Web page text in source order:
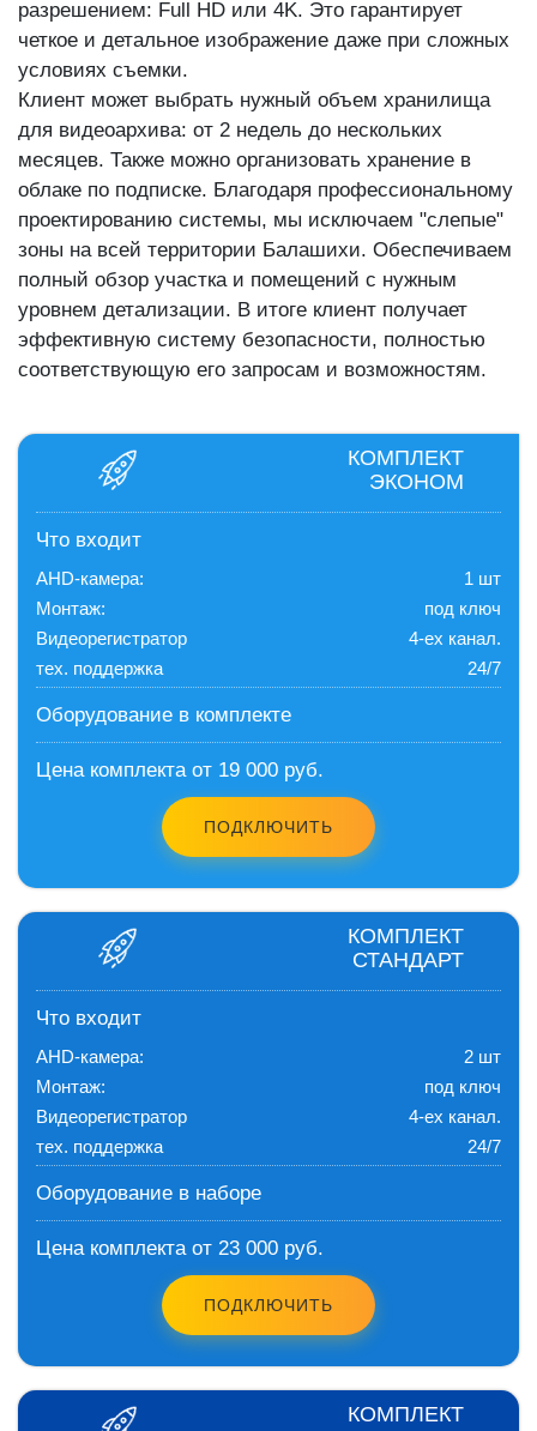
разрешением: Full HD или 4K. Это гарантирует
четкое и детальное изображение даже при сложных
условиях съемки.
Клиент может выбрать нужный объем хранилища
для видеоархива: от 2 недель до нескольких
месяцев. Также можно организовать хранение в
облаке по подписке. Благодаря профессиональному
проектированию системы, мы исключаем "слепые"
зоны на всей территории Балашихи. Обеспечиваем
полный обзор участка и помещений с нужным
уровнем детализации. В итоге клиент получает
эффективную систему безопасности, полностью
соответствующую его запросам и возможностям.
КОМПЛЕКТ
ЭКОНОМ
Что входит
AHD-камера:
1 шт
Монтаж:
под ключ
Видеорегистратор
4-ех канал.
тех. поддержка
24/7
Оборудование в комплекте
Цена комплекта от 19 000 руб.
ПОДКЛЮЧИТЬ
КОМПЛЕКТ
СТАНДАРТ
Что входит
AHD-камера:
2 шт
Монтаж:
под ключ
Видеорегистратор
4-ех канал.
тех. поддержка
24/7
Оборудование в наборе
Цена комплекта от 23 000 руб.
ПОДКЛЮЧИТЬ
КОМПЛЕКТ